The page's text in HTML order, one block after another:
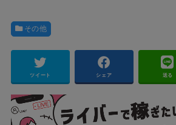
その他
ツイート シェア 送る